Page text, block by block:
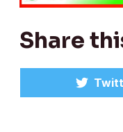
Share